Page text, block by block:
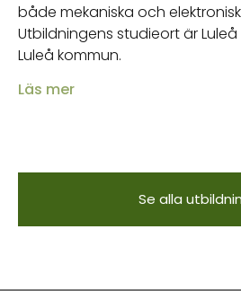
både mekaniska och
Utbildningens studieort är
Luleå kommun.
Läs mer
Se alla